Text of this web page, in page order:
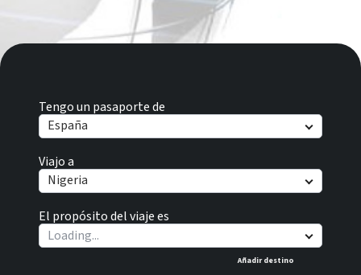
Tengo un pasaporte de
España
Viajo a
Nigeria
El propósito del viaje es
Añadir destino